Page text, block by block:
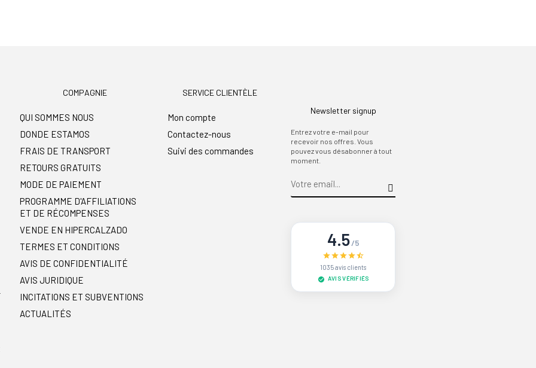
COMPAGNIE
QUI SOMMES NOUS
DONDE ESTAMOS
FRAIS DE TRANSPORT
RETOURS GRATUITS
MODE DE PAIEMENT
PROGRAMME D'AFFILIATIONS
ET DE RÉCOMPENSES
VENDE EN HIPERCALZADO
TERMES ET CONDITIONS
AVIS DE CONFIDENTIALITÉ
AVIS JURIDIQUE
INCITATIONS ET SUBVENTIONS
ACTUALITÉS
SERVICE CLIENTÈLE
Mon compte
Contactez-nous
Suivi des commandes
Newsletter signup
Entrez votre e-mail pour
recevoir nos offres. Vous
pouvez vous désabonner à tout
moment.
4.5/5
1035 avis clients
AVIS VÉRIFIÉS